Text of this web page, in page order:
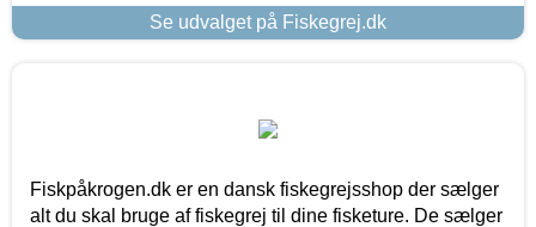
Se udvalget på Fiskegrej.dk
Fiskpåkrogen.dk er en dansk fiskegrejsshop der sælger
alt du skal bruge af fiskegrej til dine fisketure. De sælger